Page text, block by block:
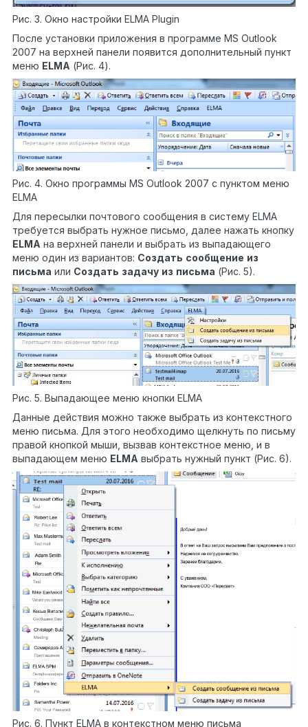
Рис. 3. Окно настройки ELMA Plugin
После установки приложения в программе MS Outlook
2007 на верхней панели появится дополнительный пункт
меню ELMA (Рис. 4).
Рис. 4. Окно программы MS Outlook 2007 с пунктом меню
ELMA
Для пересылки почтового сообщения в систему ELMA
требуется выбрать нужное письмо, далее нажать кнопку
ELMA на верхней панели и выбрать из выпадающего
меню один из вариантов: Создать сообщение из
письма или Создать задачу из письма (Рис. 5).
Рис. 5. Выпадающее меню кнопки ELMA
Данные действия можно также выбрать из контекстного
меню письма. Для этого необходимо щелкнуть по письму
правой кнопкой мыши, вызвав контекстное меню, и в
выпадающем меню ELMA выбрать нужный пункт (Рис. 6).
Рис. 6. Пункт ELMA в контекстном меню письма